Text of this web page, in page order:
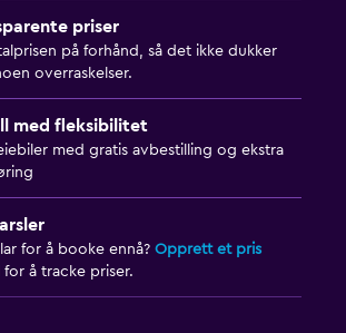
priser
på forhånd, så det ikke dukker
overraskelser.
med fleksibilitet
med gratis avbestilling og ekstra
for å booke ennå? Opprett et pris
for å tracke priser.